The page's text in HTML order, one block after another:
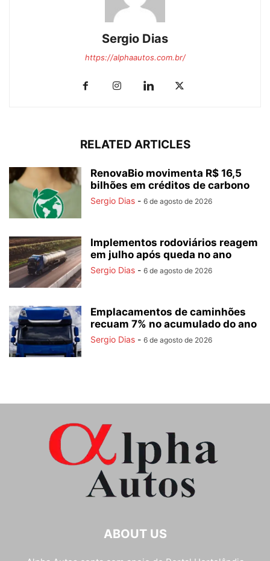
Sergio Dias
https://alphaautos.com.br/
RELATED ARTICLES
RenovaBio movimenta R$ 16,5
bilhões em créditos de carbono
Sergio Dias - 6 de agosto de 2026
Implementos rodoviários reagem
em julho após queda no ano
Sergio Dias - 6 de agosto de 2026
Emplacamentos de caminhões
recuam 7% no acumulado do ano
Sergio Dias - 6 de agosto de 2026
ABOUT US